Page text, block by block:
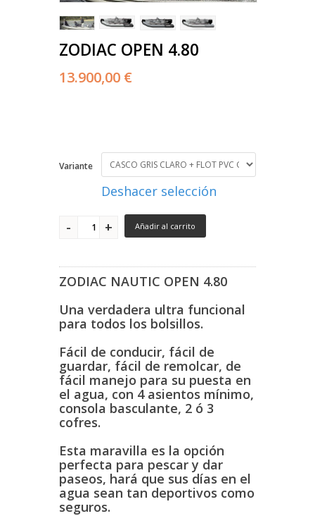
ZODIAC OPEN 4.80
13.900,00 €
Variante
Deshacer selección
Añadir al carrito
ZODIAC NAUTIC OPEN 4.80
Una verdadera ultra funcional
para todos los bolsillos.
Fácil de conducir, fácil de
guardar, fácil de remolcar, de
fácil manejo para su puesta en
el agua, con 4 asientos mínimo,
consola basculante, 2 ó 3
cofres.
Esta maravilla es la opción
perfecta para pescar y dar
paseos, hará que sus días en el
agua sean tan deportivos como
seguros.